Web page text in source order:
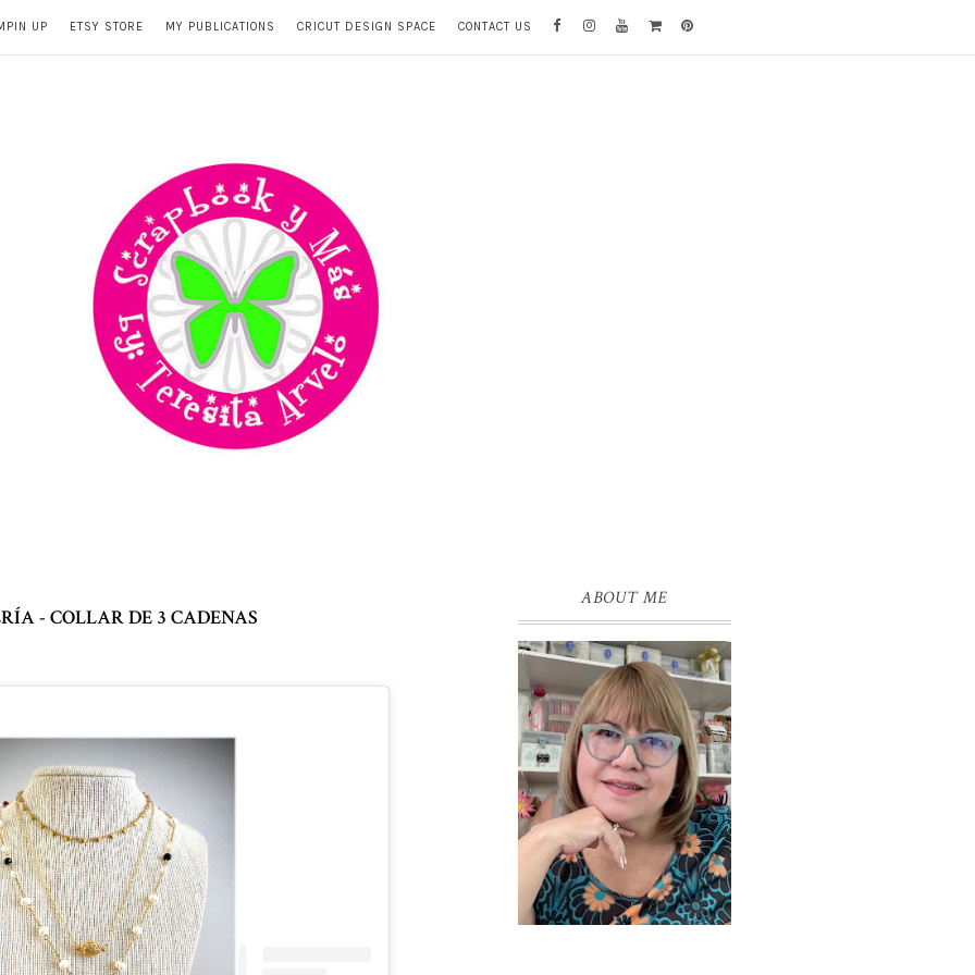
UP ETSY STORE MY PUBLICATIONS CRICUT DESIGN SPACE CONTACT US
- COLLAR DE 3 CADENAS
ABOUT ME